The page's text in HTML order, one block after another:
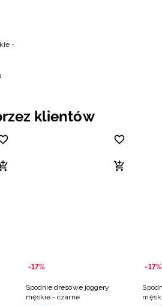
-
klientów
-17%
Spodnie dresowe joggery
męskie - czarne
-17%